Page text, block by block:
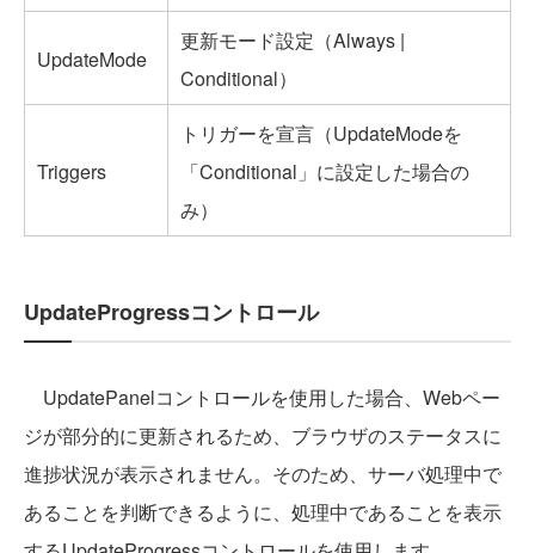
UpdateMode
更新モード設定（Always |
Conditional）
Triggers
トリガーを宣言（UpdateModeを
「Conditional」に設定した場合の
み）
UpdateProgressコントロール
UpdatePanelコントロールを使用した場合、Webペー
ジが部分的に更新されるため、ブラウザのステータスに
進捗状況が表示されません。そのため、サーバ処理中で
あることを判断できるように、処理中であることを表示